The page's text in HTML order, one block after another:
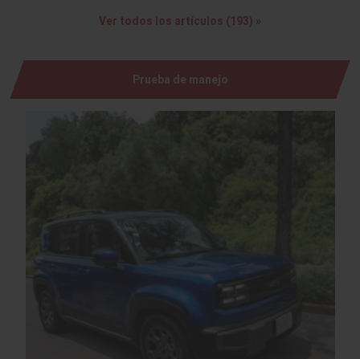
Ver todos los artículos (193) »
Prueba de manejo